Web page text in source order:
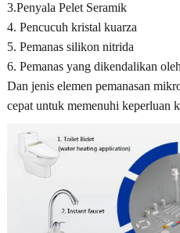
3.Penyala Pelet Seramik
4. Pencucuh kristal kuarza
5. Pemanas silikon nitrida
6. Pemanas yang dikendalikan
Dan jenis elemen pemanasan
cepat untuk memenuhi keperluan